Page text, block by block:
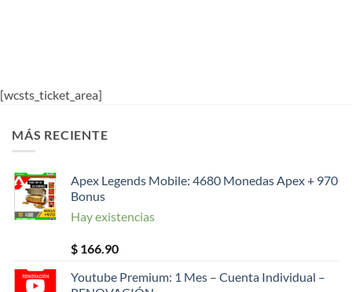
[wcsts_ticket_area]
MÁS RECIENTE
Apex Legends Mobile: 4680 Monedas Apex + 970
Bonus
Hay existencias
$ 166.90
Youtube Premium: 1 Mes – Cuenta Individual –